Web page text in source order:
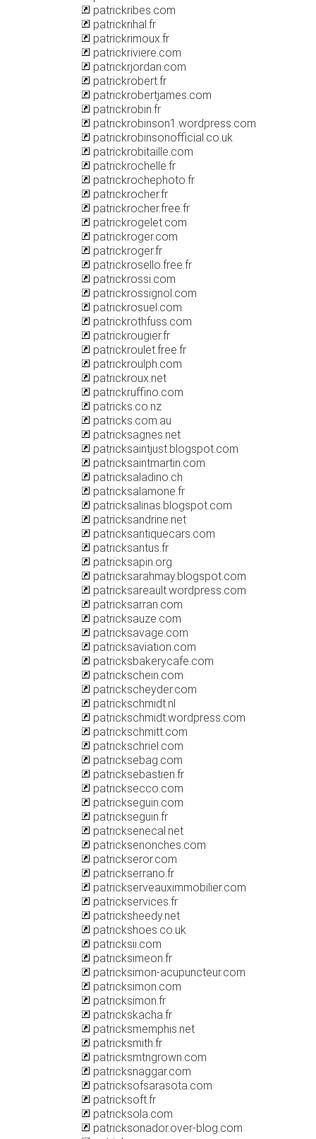
patrickribes.com
patrickrihal.fr
patrickrimoux.fr
patrickriviere.com
patrickrjordan.com
patrickrobert.fr
patrickrobertjames.com
patrickrobin.fr
patrickrobinson1.wordpress.com
patrickrobinsonofficial.co.uk
patrickrobitaille.com
patrickrochelle.fr
patrickrochephoto.fr
patrickrocher.fr
patrickrocher.free.fr
patrickrogelet.com
patrickroger.com
patrickroger.fr
patrickrosello.free.fr
patrickrossi.com
patrickrossignol.com
patrickrosuel.com
patrickrothfuss.com
patrickrougier.fr
patrickroulet.free.fr
patrickroulph.com
patrickroux.net
patrickruffino.com
patricks.co.nz
patricks.com.au
patricksagnes.net
patricksaintjust.blogspot.com
patricksaintmartin.com
patricksaladino.ch
patricksalamone.fr
patricksalinas.blogspot.com
patricksandrine.net
patricksantiquecars.com
patricksantus.fr
patricksapin.org
patricksarahmay.blogspot.com
patricksareault.wordpress.com
patricksarran.com
patricksauze.com
patricksavage.com
patricksaviation.com
patricksbakerycafe.com
patrickschein.com
patrickscheyder.com
patrickschmidt.nl
patrickschmidt.wordpress.com
patrickschmitt.com
patrickschriel.com
patricksebag.com
patricksebastien.fr
patricksecco.com
patrickseguin.com
patrickseguin.fr
patricksenecal.net
patricksenonches.com
patrickseror.com
patrickserrano.fr
patrickserveauximmobilier.com
patrickservices.fr
patricksheedy.net
patrickshoes.co.uk
patricksii.com
patricksimeon.fr
patricksimon-acupuncteur.com
patricksimon.com
patricksimon.fr
patrickskacha.fr
patricksmemphis.net
patricksmith.fr
patricksmtngrown.com
patricksnaggar.com
patricksofsarasota.com
patricksoft.fr
patricksola.com
patricksonador.over-blog.com